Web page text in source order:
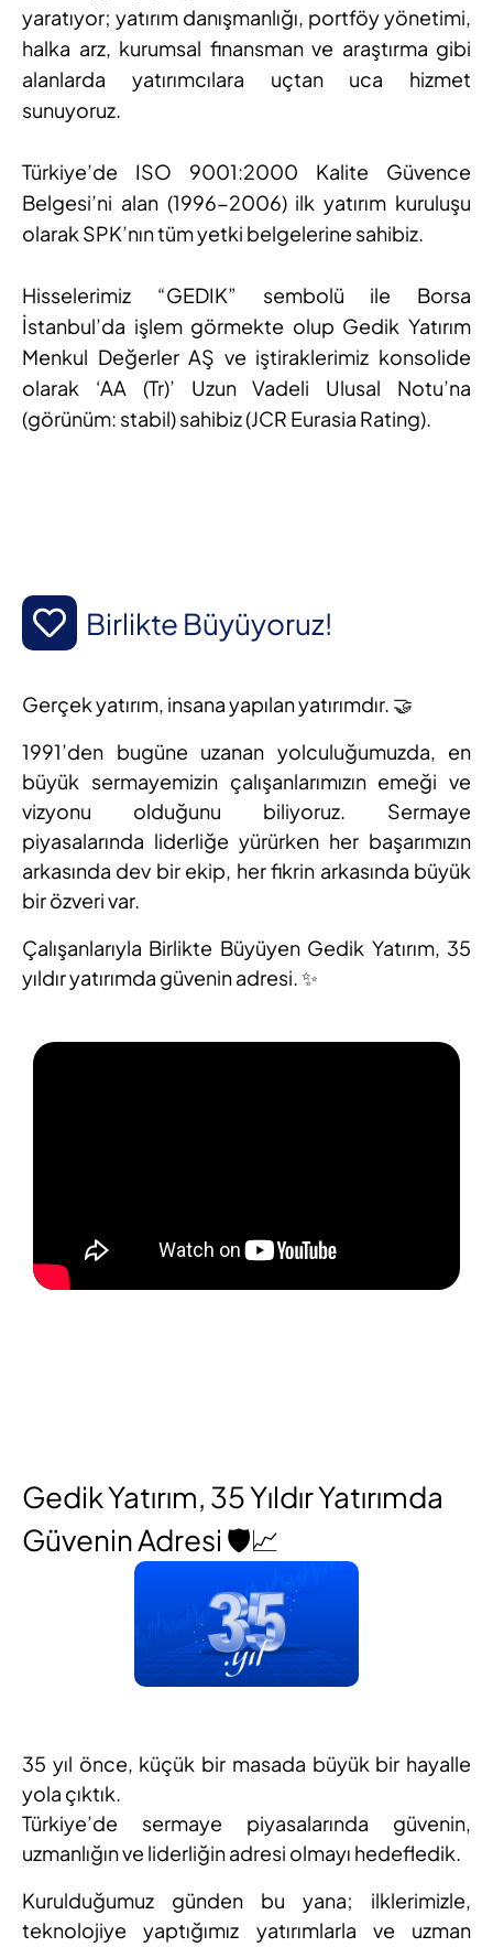
yaratıyor; yatırım danışmanlığı, portföy yönetimi,
halka arz, kurumsal finansman ve araştırma gibi
alanlarda yatırımcılara uçtan uca hizmet
sunuyoruz.
Türkiye’de ISO 9001:2000 Kalite Güvence
Belgesi’ni alan (1996-2006) ilk yatırım kuruluşu
olarak SPK’nın tüm yetki belgelerine sahibiz.
Hisselerimiz “GEDIK” sembolü ile Borsa
İstanbul’da işlem görmekte olup Gedik Yatırım
Menkul Değerler AŞ ve iştiraklerimiz konsolide
olarak ‘AA (Tr)’ Uzun Vadeli Ulusal Notu’na
(görünüm: stabil) sahibiz (JCR Eurasia Rating).
Birlikte Büyüyoruz!
Gerçek yatırım, insana yapılan yatırımdır. 🤝
1991’den bugüne uzanan yolculuğumuzda, en
büyük sermayemizin çalışanlarımızın emeği ve
vizyonu olduğunu biliyoruz. Sermaye
piyasalarında liderliğe yürürken her başarımızın
arkasında dev bir ekip, her fikrin arkasında büyük
bir özveri var.
Çalışanlarıyla Birlikte Büyüyen Gedik Yatırım, 35
yıldır yatırımda güvenin adresi. ✨
Gedik Yatırım, 35 Yıldır Yatırımda
Güvenin Adresi 🛡️📈
35 yıl önce, küçük bir masada büyük bir hayalle
yola çıktık.
Türkiye’de sermaye piyasalarında güvenin,
uzmanlığın ve liderliğin adresi olmayı hedefledik.
Kurulduğumuz günden bu yana; ilklerimizle,
teknolojiye yaptığımız yatırımlarla ve uzman